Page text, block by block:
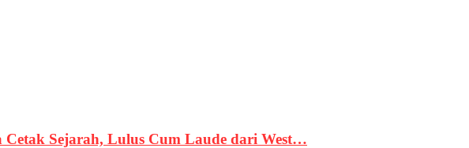
Cetak Sejarah, Lulus Cum Laude dari West…